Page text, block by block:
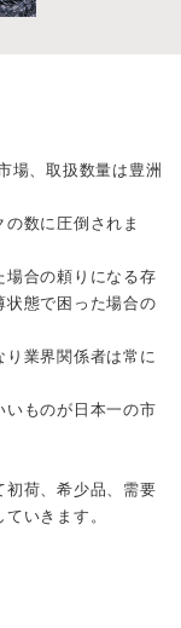
場、取扱数量は豊洲
数に圧倒されま
合の頼りになる存
態で困った場合の
業界関係者は常に
ものが日本一の市
荷、希少品、需要
いきます。